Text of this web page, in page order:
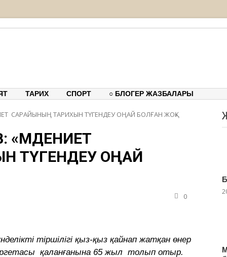
ТАРИХ СПОРТ ○ БЛОГЕР ЖАЗБАЛАРЫ
САРАЙЫНЫҢ ТАРИХЫН ТҮГЕНДЕУ ОҢАЙ БОЛҒАН ЖОҚ»
ТҮГЕНДЕУ ОҢАЙ
0
тіршілігі қыз-қыз қайнап жатқан өнер
қаланғанына 65 жыл толып отыр.